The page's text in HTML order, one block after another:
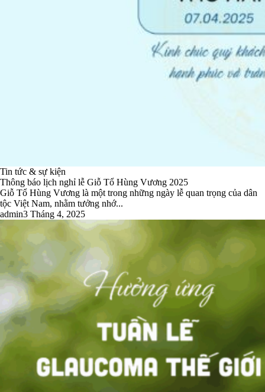
Tin tức & sự kiện
Thông báo lịch nghỉ lễ Giỗ Tổ Hùng Vương 2025
Giỗ Tổ Hùng Vương là một trong những ngày lễ quan trọng của dân
tộc Việt Nam, nhằm tưởng nhớ...
admin3 Tháng 4, 2025